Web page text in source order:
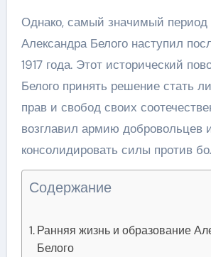
Однако, самый значимый период
Александра Белого наступил
1917 года. Этот исторический
Белого принять решение стать
прав и свобод своих
возглавил армию добровольцев
консолидировать силы против
Содержание
Ранняя жизнь и образование
Белого